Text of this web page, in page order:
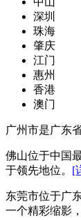
深圳
珠海
肇庆
江门
惠州
香港
澳门
广州市是广东
佛山位于中国
于领先地位。 [
东莞市位于广
一个精彩缩影